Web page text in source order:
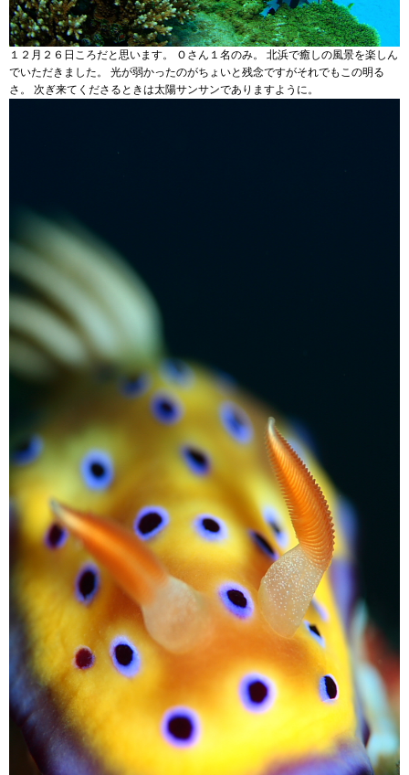
１２月２６日ころだと思います。 Ｏさん１名のみ。 北浜で癒しの風景を楽しん
でいただきました。 光が弱かったのがちょいと残念ですがそれでもこの明る
さ。 次ぎ来てくださるときは太陽サンサンでありますように。